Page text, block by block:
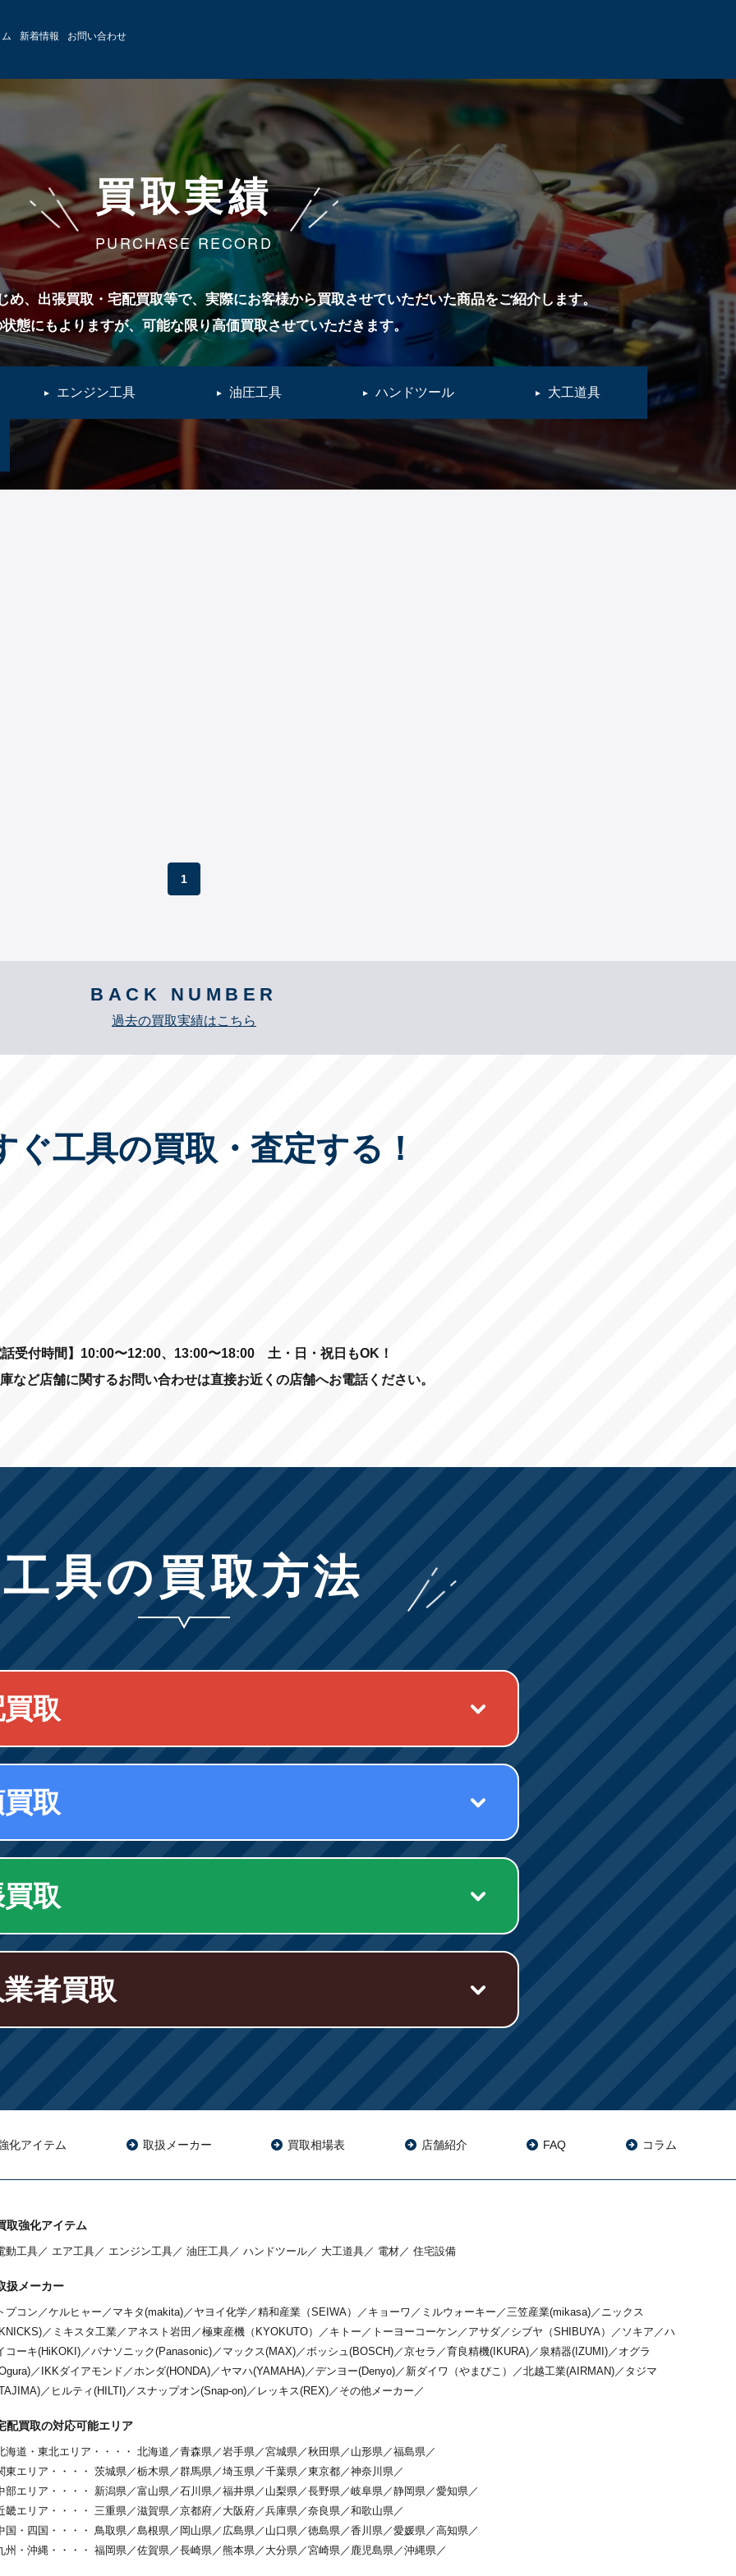
新着情報 お問い合わせ
買取実績
PURCHASE RECORD
め、出張買取・宅配買取等で、実際にお客様から買取させていただいた商品をご紹介します。
態にもよりますが、可能な限り高価買取させていただきます。
エンジン工具 油圧工具 ハンドツール 大工道具
1
BACK NUMBER
過去の買取実績はこちら
ぐ工具の買取・査定する！
受付時間】10:00〜12:00、13:00〜18:00 土・日・祝日もOK！
など店舗に関するお問い合わせは直接お近くの店舗へお電話ください。
工具の買取方法
取
取
取
者買取
化アイテム 取扱メーカー 買取相場表 店舗紹介 FAQ コラム
取強化アイテム
動工具／ エア工具／ エンジン工具／ 油圧工具／ ハンドツール／ 大工道具／ 電材／ 住宅設備
扱メーカー
プコン ／ケルヒャー ／ マキタ(makita)／ ヤヨイ化学／精和産業（SEIWA） ／ キョーワ ／ ミルウォーキー ／三笠産業(mikasa)／ ニックス
／ ミキスタ工業／ アネスト岩田 ／極東産機（KYOKUTO） ／ キトー ／ トーヨーコーケン ／ アサダ／ シブヤ（SHIBUYA） ／ ソキア ／ハ
コーキ(HiKOKI)／パナソニック(Panasonic)／ マックス(MAX)／ボッシュ(BOSCH)／京セラ ／育良精機(IKURA)／ 泉精器(IZUMI)／ オグラ
／ IKKダイアモンド ／ホンダ(HONDA)／ ヤマハ(YAMAHA)／デンヨー(Denyo)／ 新ダイワ（やまびこ） ／北越工業(AIRMAN)／ タジマ
／ ヒルティ(HILTI)／ スナップオン(Snap-on)／ レッキス(REX)／ その他メーカー ／
配買取の対応可能エリア
海道・東北エリア・・・・ 北海道 ／青森県／岩手県／宮城県／秋田県／ 山形県／福島県／
東エリア・・・・ 茨城県／栃木県／群馬県／埼玉県／千葉県／東京都／神奈川県／
部エリア・・・・ 新潟県／富山県／石川県／福井県／ 山梨県／長野県／岐阜県／静岡県／愛知県／
畿エリア・・・・ 三重県／滋賀県／京都府／ 大阪府／兵庫県／奈良県／和歌山県／
国・四国・・・・ 鳥取県／島根県／ 岡山県／ 広島県／ 山口県／徳島県／香川県／愛媛県／高知県／
州・沖縄・・・・ 福岡県／佐賀県／長崎県／熊本県／ 大分県／宮崎県／ 鹿児島県／沖縄県／